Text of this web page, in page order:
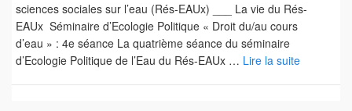
sciences sociales sur l’eau (Rés-EAUx) ___ La vie du Rés-
EAUx Séminaire d’Ecologie Politique « Droit du/au cours
d’eau » : 4e séance La quatrième séance du séminaire
d’Ecologie Politique de l’Eau du Rés-EAUx … Lire la suite